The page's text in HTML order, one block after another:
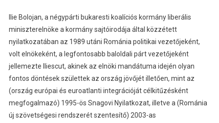
Ilie Bolojan, a négypárti bukaresti koalíciós kormány liberális
miniszterelnöke a kormány sajtóirodája által közzétett
nyilatkozatában az 1989 utáni Románia politikai vezetőjeként,
volt elnökeként, a legfontosabb baloldali párt vezetőjeként
jellemezte Iliescut, akinek az elnöki mandátuma idején olyan
fontos döntések születtek az ország jövőjét illetően, mint az
(ország európai és euroatlanti integrációját célkitűzésként
megfogalmazó) 1995-ös Snagovi Nyilatkozat, illetve a (Románia
új szövetségesi rendszerét szentesítő) 2003-as